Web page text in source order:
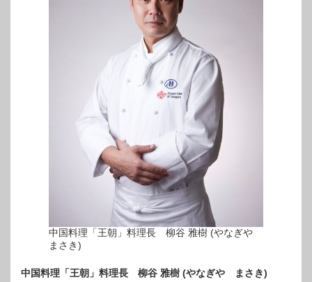
中国料理「王朝」料理長 柳谷 雅樹 (やなぎや
まさき)
中国料理「王朝」料理長 柳谷 雅樹 (やなぎや まさき)